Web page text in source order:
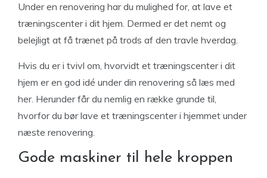
Under en renovering har du mulighed for, at lave et
træningscenter i dit hjem. Dermed er det nemt og
belejligt at få trænet på trods af den travle hverdag.
Hvis du er i tvivl om, hvorvidt et træningscenter i dit
hjem er en god idé under din renovering så læs med
her. Herunder får du nemlig en række grunde til,
hvorfor du bør lave et træningscenter i hjemmet under
næste renovering.
Gode maskiner til hele kroppen